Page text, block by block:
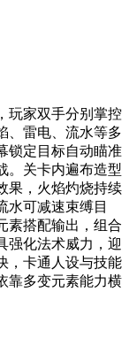
玩家双手分别掌控
、雷电、流水等多
锁定目标自动瞄准
。关卡内遍布造型
果，火焰灼烧持续
水可减速束缚目
素搭配输出，组合
强化法术威力，迎
，卡通人设与技能
靠多变元素能力横